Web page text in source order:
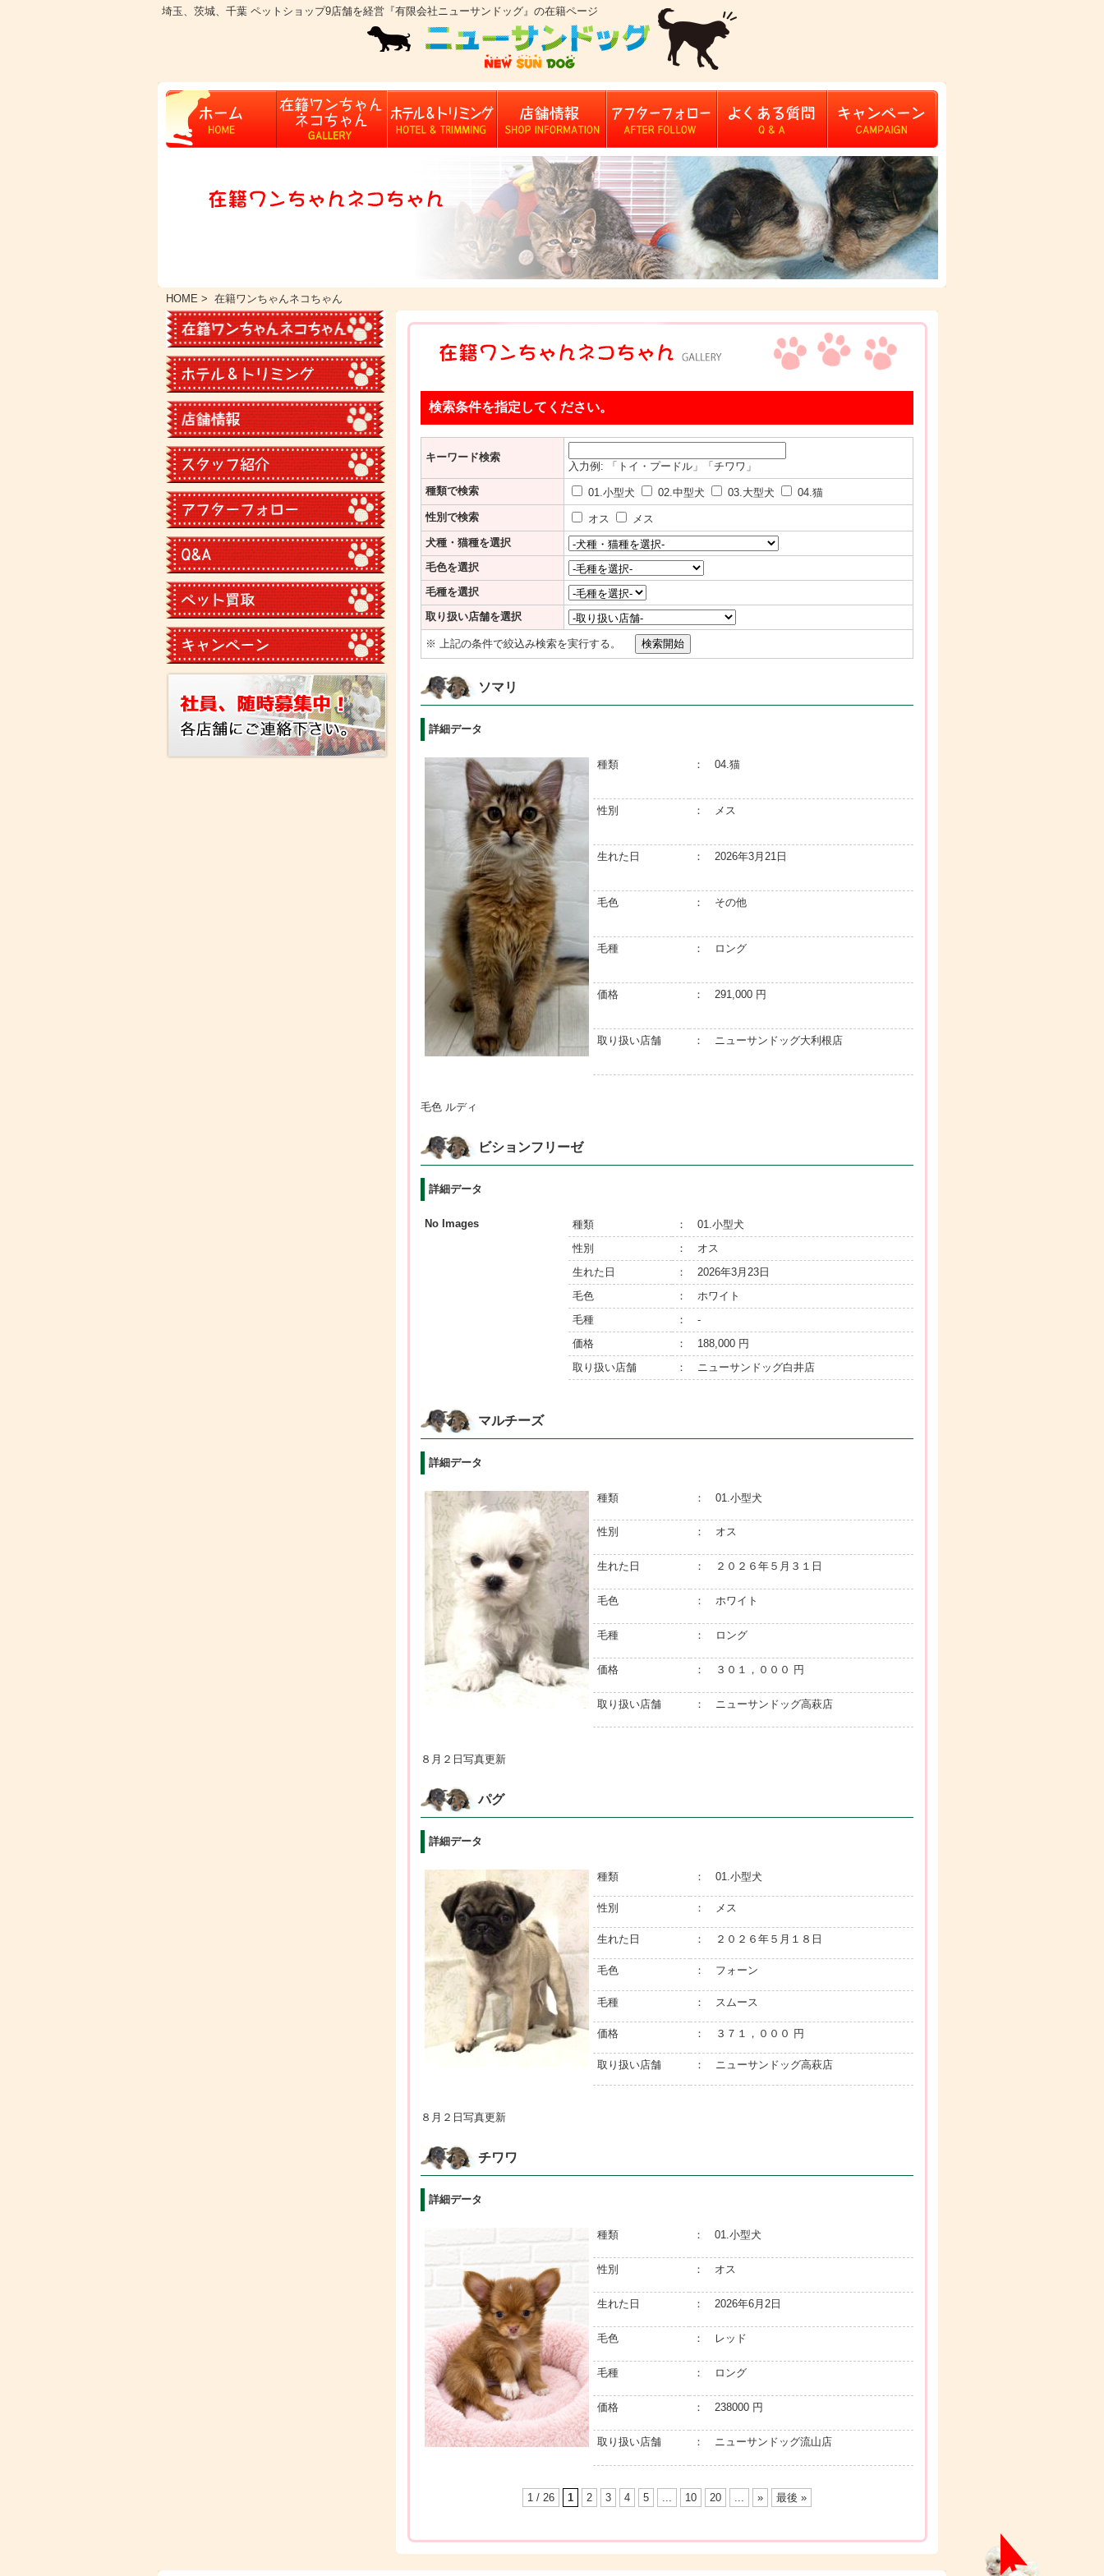
埼玉、茨城、千葉 ペットショップ9店舗を経営『有限会社ニューサンドッグ』の在籍ページ
HOME > 在籍ワンちゃんネコちゃん
検索条件を指定してください。
キーワード検索
入力例: 「トイ・プードル」「チワワ」
種類で検索
01.小型犬 02.中型犬 03.大型犬
04.猫
性別で検索
オス
メス
犬種・猫種を選択
毛色を選択
毛種を選択
取り扱い店舗を選択
※ 上記の条件で絞込み検索を実行する。
ソマリ
詳細データ
種類 ： 04.猫
性別 ： メス
生れた日 ： 2026年3月21日
毛色 ： その他
毛種 ： ロング
価格 ： 291,000 円
取り扱い店舗 ： ニューサンドッグ大利根店
毛色 ルディ
ビションフリーゼ
詳細データ
No Images 種類
： 01.小型犬
性別
： オス
生れた日
： 2026年3月23日
毛色
： ホワイト
毛種
： ‐
価格
： 188,000 円
取り扱い店舗
： ニューサンドッグ白井店
マルチーズ
詳細データ
種類 ： 01.小型犬
性別 ： オス
生れた日 ： ２０２６年５月３１日
毛色 ： ホワイト
毛種 ： ロング
価格 ： ３０１，０００ 円
取り扱い店舗 ： ニューサンドッグ高萩店
８月２日写真更新
パグ
詳細データ
種類 ： 01.小型犬
性別 ： メス
生れた日 ： ２０２６年５月１８日
毛色 ： フォーン
毛種 ： スムース
価格 ： ３７１，０００ 円
取り扱い店舗 ： ニューサンドッグ高萩店
８月２日写真更新
チワワ
詳細データ
種類 ： 01.小型犬
性別 ： オス
生れた日 ： 2026年6月2日
毛色 ： レッド
毛種 ： ロング
価格 ： 238000 円
取り扱い店舗 ： ニューサンドッグ流山店
1 / 26 1 2 3 4 5 ... 10 20 ... » 最後 »